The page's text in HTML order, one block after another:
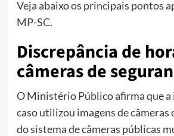
Veja abaixo os principais pontos
MP-SC.
Discrepância de
câmeras de
O Ministério Público afirma que a
caso utilizou imagens de câmeras
do sistema de câmeras públicas